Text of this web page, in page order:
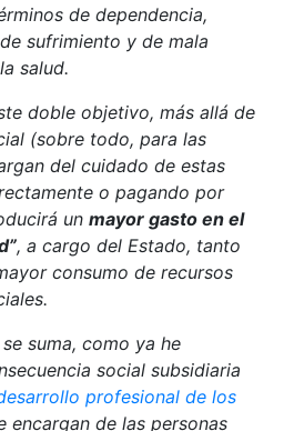
de dependencia,
sufrimiento y de mala
salud.
doble objetivo, más allá de
(sobre todo, para las
del cuidado de estas
o pagando por
un mayor gasto en el
, a cargo del Estado, tanto
consumo de recursos
suma, como ya he
social subsidiaria
profesional de los
encargan de las personas